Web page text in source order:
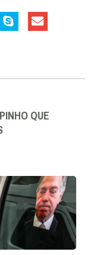
QUE